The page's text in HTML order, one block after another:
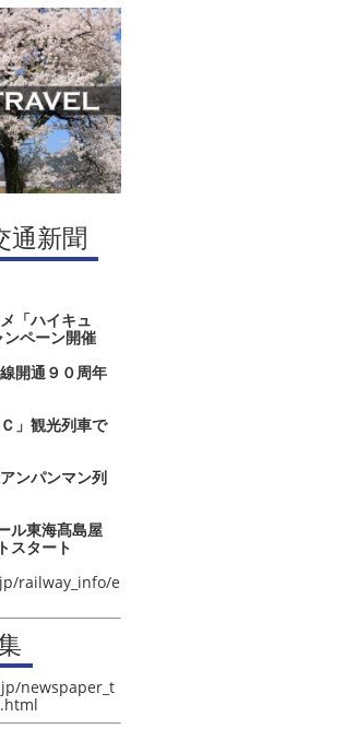
通新聞
「ハイキュ
ペーン開催
開通９０周年
」観光列車で
ンパンマン列
ル東海髙島屋
スタート
railway_info/e
newspaper_t